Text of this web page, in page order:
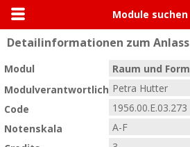
Module suchen
Allgemein
Module suchen
Modulhandbücher
Detailinformationen zum Anlass
Modul
Raum und Form
Modulverantwortlich Petra Hutter
Code
1956.00.E.03.273
Notenskala
A-F